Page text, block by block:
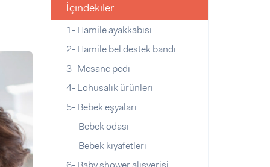
İçindekiler
1- Hamile ayakkabısı
2- Hamile bel destek bandı
3- Mesane pedi
4- Lohusalık ürünleri
5- Bebek eşyaları
Bebek odası
Bebek kıyafetleri